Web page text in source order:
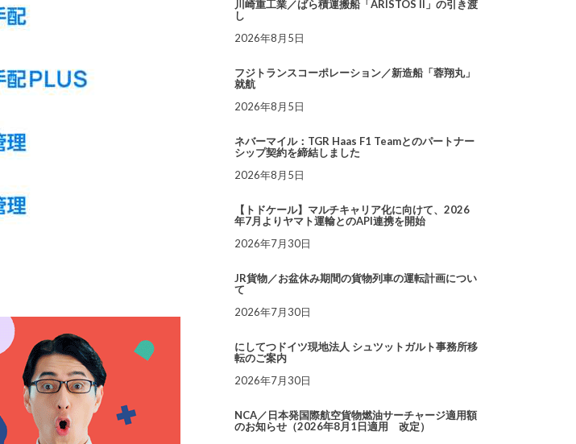
川崎重工業／ばら積運搬船「ARISTOS II」の引き渡
し
2026年8月5日
フジトランスコーポレーション／新造船「蓉翔丸」
就航
2026年8月5日
ネバーマイル：TGR Haas F1 Teamとのパートナー
シップ契約を締結しました
2026年8月5日
【トドケール】マルチキャリア化に向けて、2026
年7月よりヤマト運輸とのAPI連携を開始
2026年7月30日
JR貨物／お盆休み期間の貨物列車の運転計画につい
て
2026年7月30日
にしてつドイツ現地法人 シュツットガルト事務所移
転のご案内
2026年7月30日
NCA／日本発国際航空貨物燃油サーチャージ適用額
のお知らせ（2026年8月1日適用 改定）